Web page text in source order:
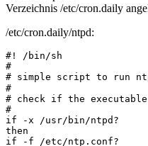
Verzeichnis /etc/cron.daily
/etc/cron.daily/ntpd:
#! /bin/sh
#
# simple script to run
#
# check if the
#
if -x /usr/bin/ntpd?
then
if -f /etc/ntp.conf?